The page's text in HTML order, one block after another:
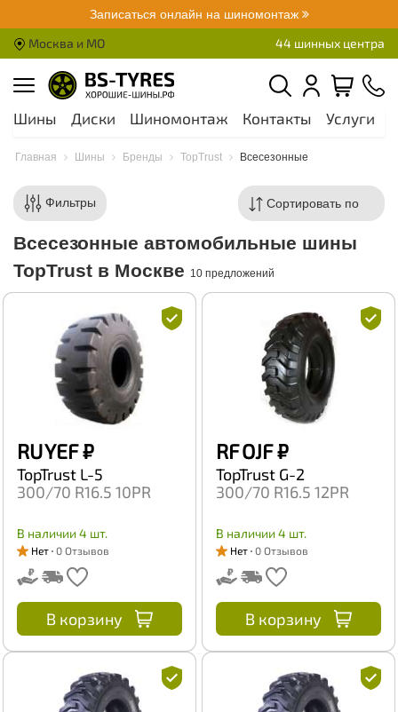
Записаться онлайн на шиномонтаж
Москва и МО 44 шинных центра
Шины Диски Шиномонтаж Контакты Услуги
Главная Шины Бренды TopTrust Всесезонные
Фильтры
Всесезонные автомобильные шины
TopTrust в Москве 10 предложений
RU YEF₽
TopTrust L-5
300/70 R16.5 10PR
В наличии 4 шт.
Нет 0 Отзывов
В корзину
RF OJF₽
TopTrust G-2
300/70 R16.5 12PR
В наличии 4 шт.
Нет 0 Отзывов
В корзину